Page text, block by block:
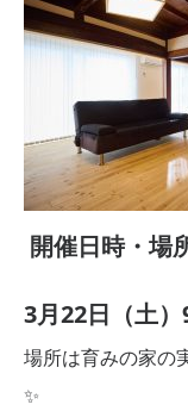
開催日時・場
3月22日（土
場所は育みの家の
✨